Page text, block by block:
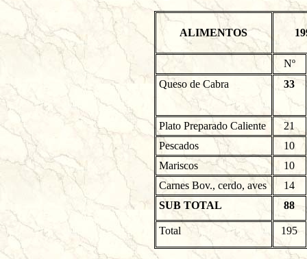
ALIMENTOS
Nº
Queso de Cabra
33
Plato Preparado Caliente
21
Pescados
10
Mariscos
10
Carnes Bov., cerdo, aves
14
SUB TOTAL
88
Total 195